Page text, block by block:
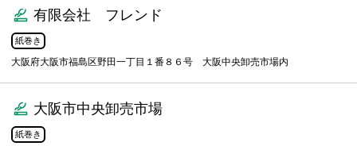
有限会社 フレンド
紙巻き
大阪府大阪市福島区野田一丁目１番８６号 大阪中央卸売市場内
大阪市中央卸売市場
紙巻き